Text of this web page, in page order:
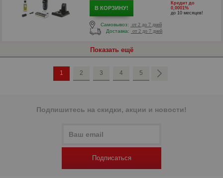
В КОРЗИНУ!
Кредит до
0,0001%
до 10 месяцев!
Самовывоз:
от 2 до 7 дней
Доставка:
от 2 до 7 дней
Показать ещё
1 2 3 4 5
Подпишитесь на скидки, акции и новости!
Подписаться